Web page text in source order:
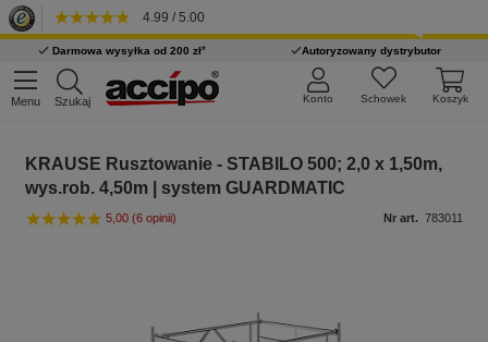
4.99 / 5.00
Darmowa wysyłka od 200 zł* Autoryzowany dystrybutor
Menu Szukaj Koszyk
Schowek
Konto
KRAUSE Rusztowanie - STABILO 500; 2,0 x 1,50m,
wys.rob. 4,50m | system GUARDMATIC
5,00 (6 opinii) Nr art. 783011